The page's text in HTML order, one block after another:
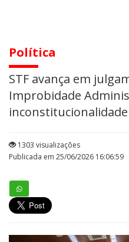
Política
STF avança em
Improbidade
1303 visualizações
Publicada em 25/06/2026 16:06:59